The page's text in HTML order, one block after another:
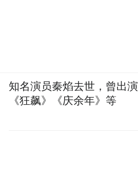
知名演员秦焰去世，曾出演
《狂飙》《庆余年》等